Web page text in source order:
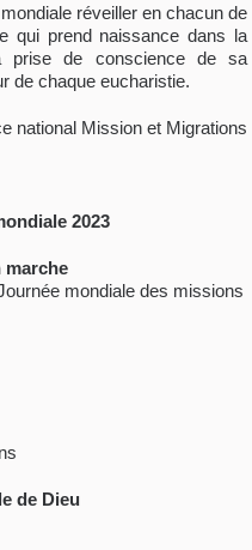
réveiller en chacun de
qui prend naissance dans la
prise de conscience de sa
de chaque eucharistie.
national Mission et Migrations
2023
marche
mondiale des missions
de Dieu